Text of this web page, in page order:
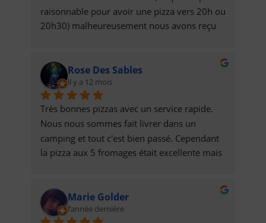
raisonnable pour avoir une pizza vers 20h ou
20h30) malheureusement nous avons reçu
permet de compenser le délai aberrant de
livraison.J'ai conscience que sans local et
avec deux personne il est pour le moins
compliqué de gérer beaucoup de
commandes. Toutefois le business model me
paraît discutable, en effet ne proposer des
pizzas QUE en livraison sur une zone assez
été chercher ma pizza dans le village.
Proposer l'option serait un plus.Mes conseils
: commander TÔT mais genre vraiment TÔT
Rose Des Sables
il y a 12 mois
Très bonnes pizzas avec un service rapide.
Nous nous sommes fait livrer dans un
camping et tout c'est bien passé. Cependant
la pizza aux 5 fromages était excellente mais
Marie Golder
l’année dernière